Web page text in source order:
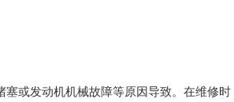
或发动机机械故障等原因导致。在维修